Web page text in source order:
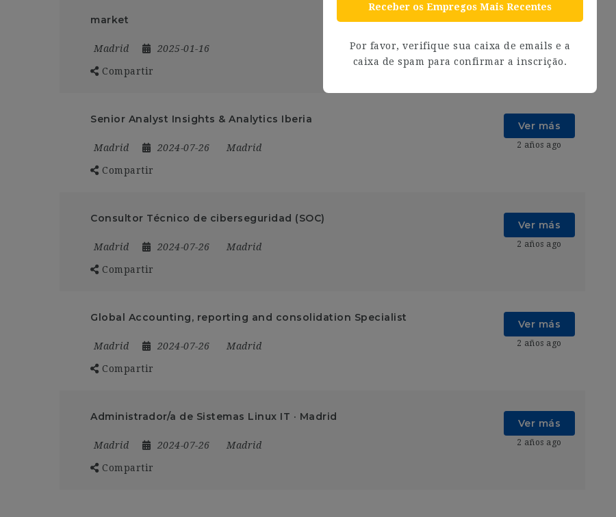
market
Madrid 2025-01-16
Compartir
2 años ago
Senior Analyst Insights & Analytics Iberia
Madrid 2024-07-26 Madrid
Compartir
Ver más
2 años ago
Consultor Técnico de ciberseguridad (SOC)
Madrid 2024-07-26 Madrid
Compartir
Ver más
2 años ago
Global Accounting, reporting and consolidation Specialist
Madrid 2024-07-26 Madrid
Compartir
Ver más
2 años ago
Administrador/a de Sistemas Linux IT · Madrid
Madrid 2024-07-26 Madrid
Compartir
Ver más
2 años ago
Receber os Empregos Mais Recentes
Por favor, verifique sua caixa de emails e a
caixa de spam para confirmar a inscrição.